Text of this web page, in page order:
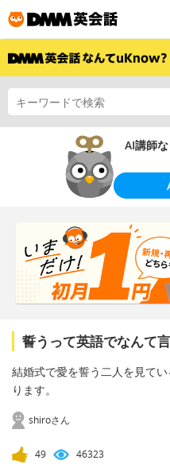
AI講師
誓うって英語でなんて
結婚式で愛を誓う二人を見て
ります。
shiroさん
49 46323